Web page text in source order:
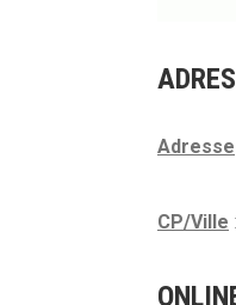
Adresse
CP/Ville